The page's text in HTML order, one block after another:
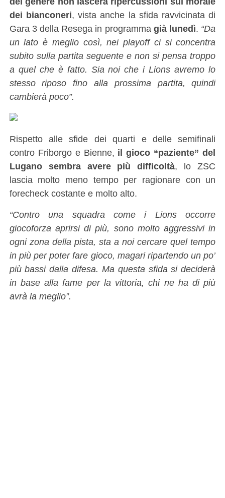
dei bianconeri, vista anche la sfida ravvicinata di
Gara 3 della Resega in programma già lunedì. “Da
un lato è meglio così, nei playoff ci si concentra
subito sulla partita seguente e non si pensa troppo
a quel che è fatto. Sia noi che i Lions avremo lo
stesso riposo fino alla prossima partita, quindi
cambierà poco”.
Rispetto alle sfide dei quarti e delle semifinali
contro Friborgo e Bienne, il gioco “paziente” del
Lugano sembra avere più difficoltà, lo ZSC
lascia molto meno tempo per ragionare con un
forecheck costante e molto alto.
“Contro una squadra come i Lions occorre
giocoforza aprirsi di più, sono molto aggressivi in
ogni zona della pista, sta a noi cercare quel tempo
in più per poter fare gioco, magari ripartendo un po’
più bassi dalla difesa. Ma questa sfida si deciderà
in base alla fame per la vittoria, chi ne ha di più
avrà la meglio”.